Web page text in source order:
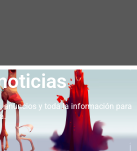
anuncios y toda la información para